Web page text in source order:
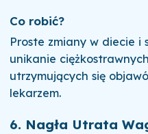
Co robić?
Proste zmiany w diecie i
unikanie
utrzymujących się
lekarzem.
6. Nagła Utrata